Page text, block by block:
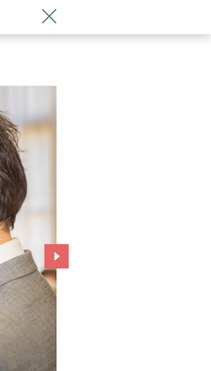
Wróć do artykułu Sabina Nychter i
Przejdź do kolejnego zdjęcia.